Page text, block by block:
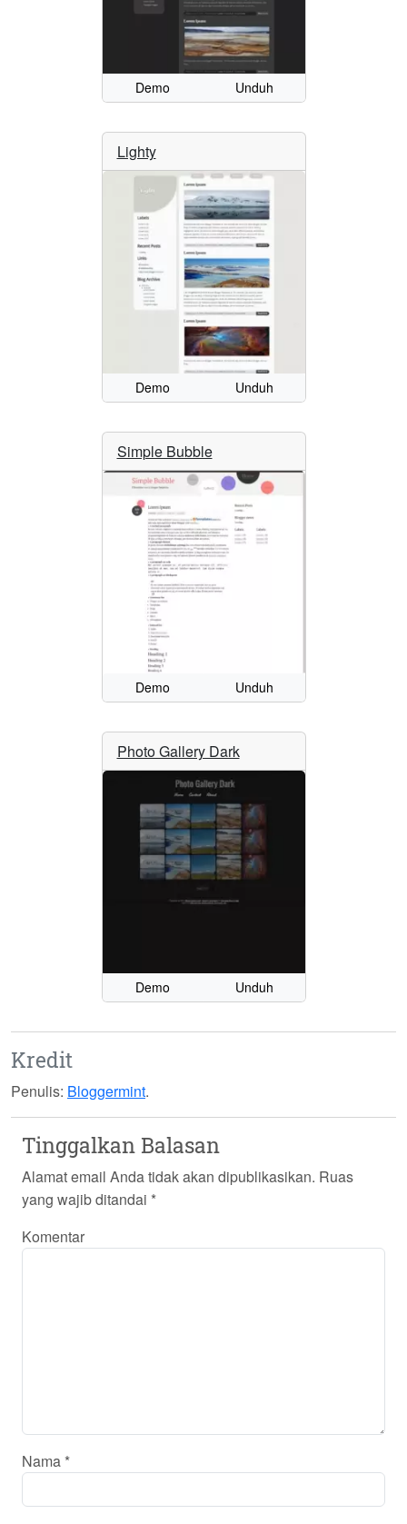
Demo Unduh
Lighty
Demo Unduh
Simple Bubble
Demo Unduh
Photo Gallery Dark
Demo Unduh
Kredit
Penulis: Bloggermint.
Tinggalkan Balasan
Alamat email Anda tidak akan dipublikasikan. Ruas
yang wajib ditandai *
Komentar
Nama *